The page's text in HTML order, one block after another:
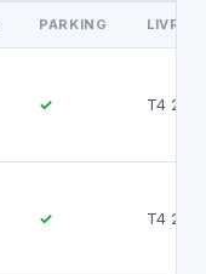
PARKING
✓ T4
✓ T4